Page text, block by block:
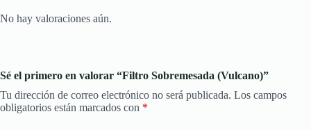
No hay valoraciones aún.
Sé el primero en valorar “Filtro Sobremesada (Vulcano)”
Tu dirección de correo electrónico no será publicada. Los campos
obligatorios están marcados con *